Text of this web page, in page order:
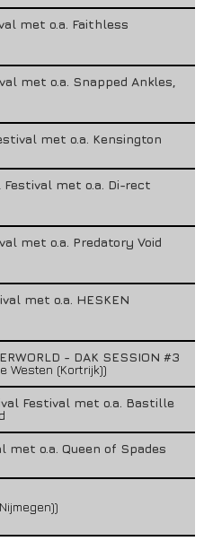
met o.a. Faithless
met o.a. Snapped Ankles,
met o.a. Kensington
Festival met o.a. Di-rect
met o.a. Predatory Void
met o.a. HESKEN
- DAK SESSION #3
Westen (Kortrijk))
Festival met o.a. Bastille
met o.a. Queen of Spades